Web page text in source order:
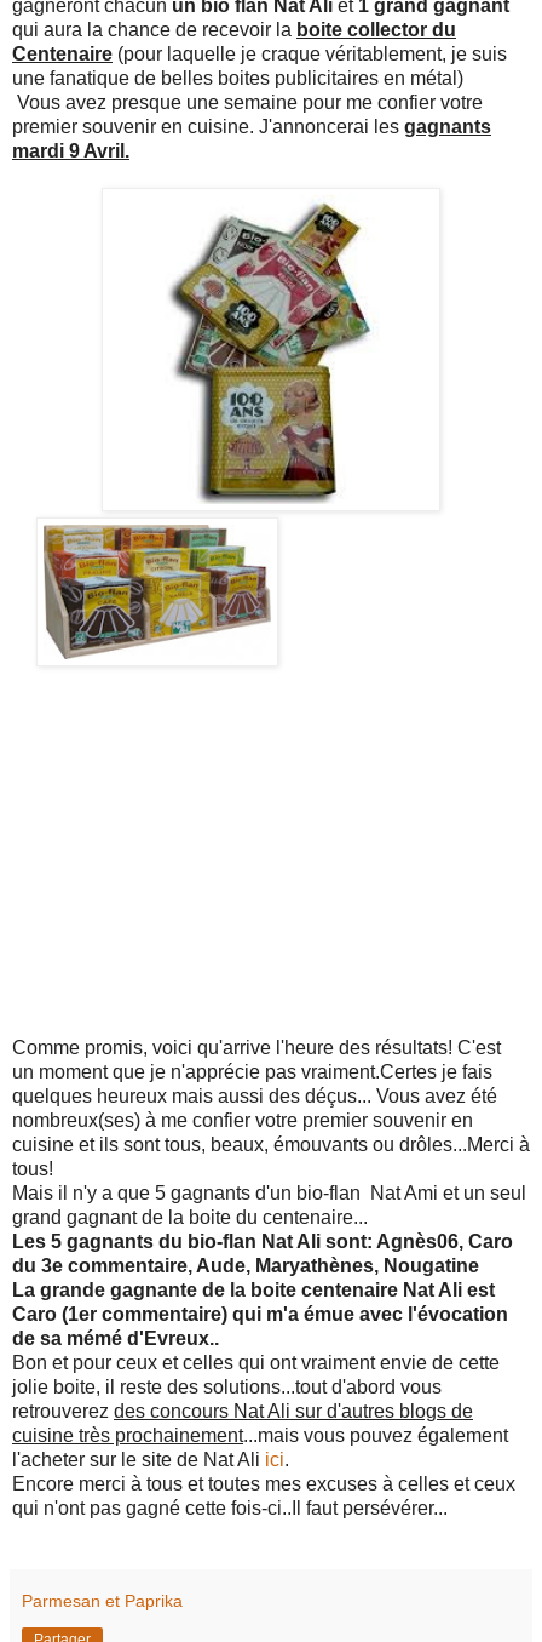
gagneront chacun un bio flan Nat Ali et 1 grand gagnant
qui aura la chance de recevoir la boite collector du
Centenaire (pour laquelle je craque véritablement, je suis
une fanatique de belles boites publicitaires en métal)
Vous avez presque une semaine pour me confier votre
premier souvenir en cuisine. J'annoncerai les gagnants
mardi 9 Avril.
Comme promis, voici qu'arrive l'heure des résultats! C'est
un moment que je n'apprécie pas vraiment.Certes je fais
quelques heureux mais aussi des déçus... Vous avez été
nombreux(ses) à me confier votre premier souvenir en
cuisine et ils sont tous, beaux, émouvants ou drôles...Merci à
tous!
Mais il n'y a que 5 gagnants d'un bio-flan Nat Ami et un seul
grand gagnant de la boite du centenaire...
Les 5 gagnants du bio-flan Nat Ali sont: Agnès06, Caro
du 3e commentaire, Aude, Maryathènes, Nougatine
La grande gagnante de la boite centenaire Nat Ali est
Caro (1er commentaire) qui m'a émue avec l'évocation
de sa mémé d'Evreux..
Bon et pour ceux et celles qui ont vraiment envie de cette
jolie boite, il reste des solutions...tout d'abord vous
retrouverez des concours Nat Ali sur d'autres blogs de
cuisine très prochainement...mais vous pouvez également
l'acheter sur le site de Nat Ali ici.
Encore merci à tous et toutes mes excuses à celles et ceux
qui n'ont pas gagné cette fois-ci..Il faut persévérer...
Parmesan et Paprika